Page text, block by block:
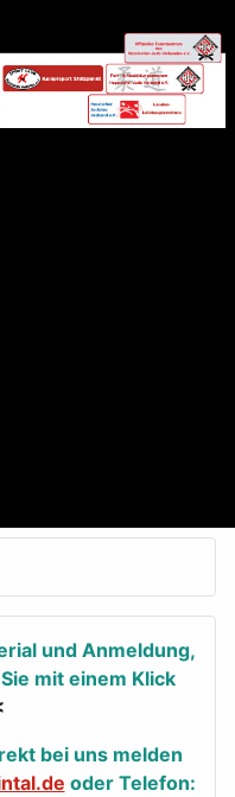
und Anmeldung,
mit einem Klick
bei uns melden
oder Telefon: